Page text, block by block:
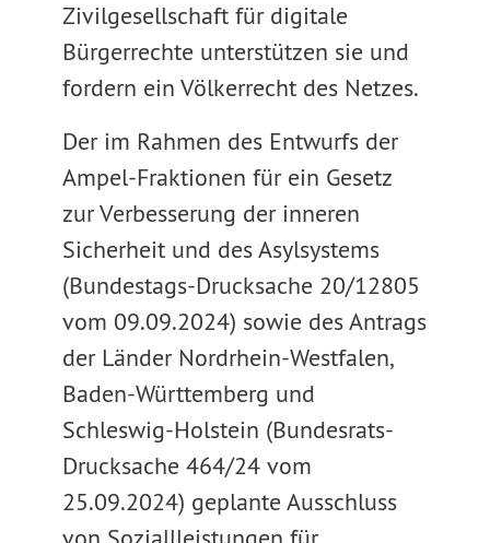
Zivilgesellschaft für digitale
Bürgerrechte unterstützen sie und
fordern ein Völkerrecht des Netzes.
Der im Rahmen des Entwurfs der
Ampel-Fraktionen für ein Gesetz
zur Verbesserung der inneren
Sicherheit und des Asylsystems
(Bundestags-Drucksache 20/12805
vom 09.09.2024) sowie des Antrags
der Länder Nordrhein-Westfalen,
Baden-Württemberg und
Schleswig-Holstein (Bundesrats-
Drucksache 464/24 vom
25.09.2024) geplante Ausschluss